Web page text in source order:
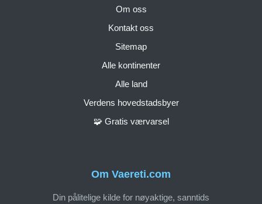
Om Vaereti.com
Din pålitelige kilde for nøyaktige, sanntids
Om oss
Kontakt oss
Sitemap
Alle kontinenter
Alle land
Verdens hovedstadsbyer
🧩 Gratis værvarsel